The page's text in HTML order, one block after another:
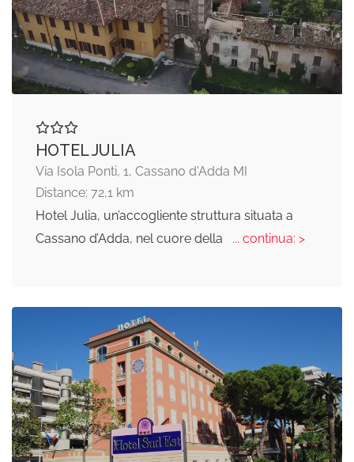
HOTEL JULIA
Via Isola Ponti, 1, Cassano d'Adda MI
Distance: 72,1 km
Hotel Julia, un’accogliente struttura situata a
Cassano d’Adda, nel cuore della
... continua: >